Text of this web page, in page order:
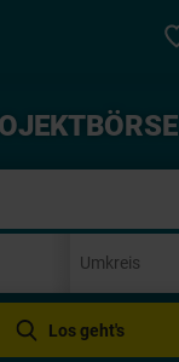
Los geht's